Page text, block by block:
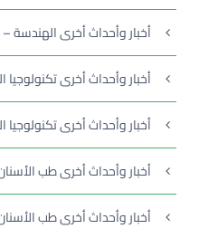
أخبار وأحداث أخرى الهندسة
أخبار وأحداث أخرى
أخبار وأحداث أخرى
أخبار وأحداث أخرى طب
أخبار وأحداث أخرى طب